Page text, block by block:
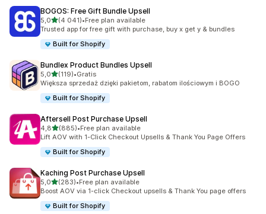
BOGOS: Free Gift Bundle Upsell
5,0na 5 gwiazdek
(4 041)
Łączna liczba recenzji: 4041
•Free plan available
Trusted app for free gift with purchase, buy x get y & bundles
Built for Shopify
Bundlex Product Bundles Upsell
5,0na 5 gwiazdek
(119)
Łączna liczba recenzji: 119
•Gratis
Większa sprzedaż dzięki pakietom, rabatom ilościowym i BOGO
Built for Shopify
Aftersell Post Purchase Upsell
4,8na 5 gwiazdek
(885)
Łączna liczba recenzji: 885
•Free plan available
Lift AOV with 1-Click Checkout Upsells & Thank You Page Offers
Built for Shopify
Kaching Post Purchase Upsell
5,0na 5 gwiazdek
(283)
Łączna liczba recenzji: 283
•Free plan available
Boost AOV via 1-click Checkout upsells & Thank You page offers
Built for Shopify